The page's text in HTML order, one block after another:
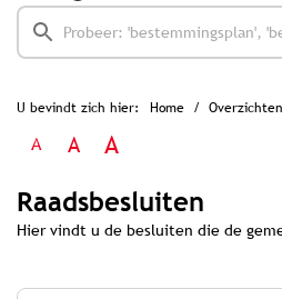
U bevindt zich hier: Home Overzichten
A A A
Raadsbesluiten
Hier vindt u de besluiten die de